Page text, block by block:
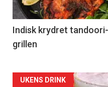
Indisk krydret
grillen
Forsiden
UKENS DRINK